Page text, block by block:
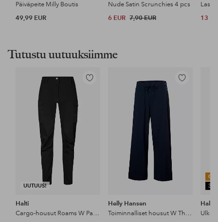
Päiväpeite Milly Boutis
49,99 EUR
Nude Satin Scrunchies 4 pcs
6 EUR 7,90 EUR 13
Tutustu uutuuksiimme
UUTUUS!
Lisää
Halti
Cargo-housut Roams W Pants
Lisää
Helly Hansen
Toiminnalliset housut W Thalia Wide
Halti